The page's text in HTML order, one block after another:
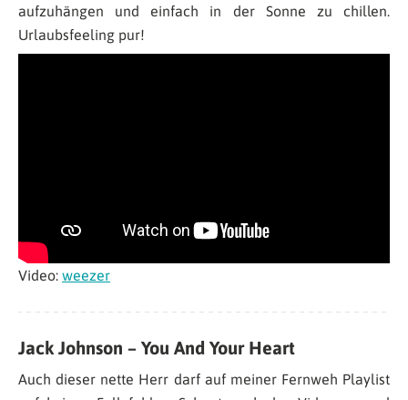
aufzuhängen und einfach in der Sonne zu chillen.
Urlaubsfeeling pur!
Video: weezer
Jack Johnson – You And Your Heart
Auch dieser nette Herr darf auf meiner Fernweh Playlist